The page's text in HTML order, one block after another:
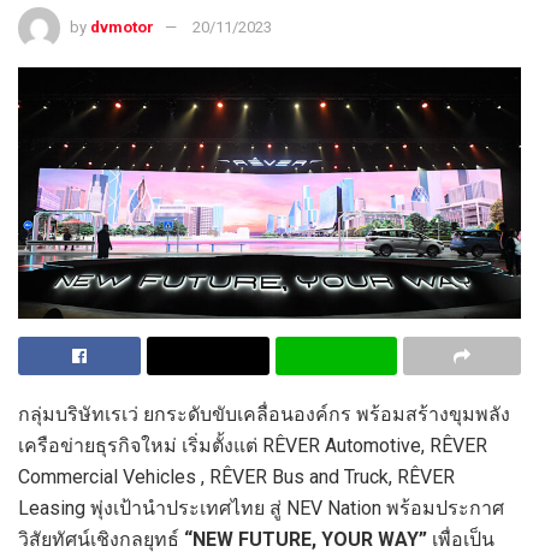
by dvmotor 20/11/2023
กลุ่มบริษัทเรเว่ ยกระดับขับเคลื่อนองค์กร พร้อมสร้างขุมพลัง
เครือข่ายธุรกิจใหม่ เริ่มตั้งแต่ RÊVER Automotive, RÊVER
Commercial Vehicles , RÊVER Bus and Truck, RÊVER
Leasing พุ่งเป้านำประเทศไทย สู่ NEV Nation พร้อมประกาศ
วิสัยทัศน์เชิงกลยุทธ์ “NEW FUTURE, YOUR WAY” เพื่อเป็น